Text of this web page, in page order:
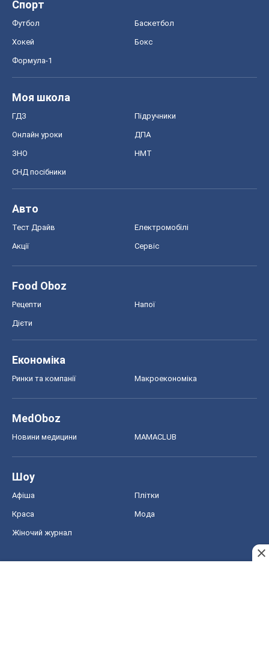
Спорт
Футбол Баскетбол
Хокей Бокс
Формула-1
Моя школа
ГДЗ Підручники
Онлайн уроки ДПА
ЗНО НМТ
СНД посібники
Авто
Тест Драйв Електромобілі
Акції Сервіс
Food Oboz
Рецепти Напої
Дієти
Економіка
Ринки та компанії Макроекономіка
MedOboz
Новини медицини MAMACLUB
Шоу
Афіша Плітки
Краса Мода
Жіночий журнал